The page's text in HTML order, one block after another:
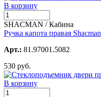
В корзину
SHACMAN / Кабина
Ручка капота правая Shacman
Арт.: 81.97001.5082
530 руб.
В корзину